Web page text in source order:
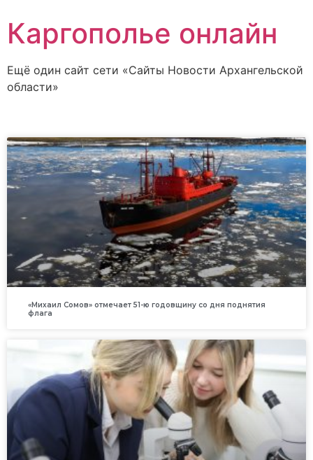
Каргополье онлайн
Ещё один сайт сети «Сайты Новости Архангельской
области»
«Михаил Сомов» отмечает 51-ю годовщину со дня поднятия
флага